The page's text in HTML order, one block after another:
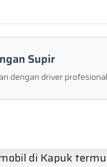
Supir
dengan driver profesional
di Kapuk